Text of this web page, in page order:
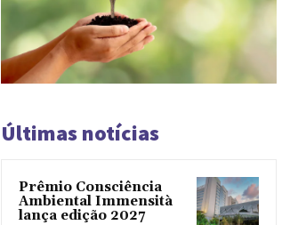
Últimas notícias
Prêmio Consciência
Ambiental Immensità
lança edição 2027